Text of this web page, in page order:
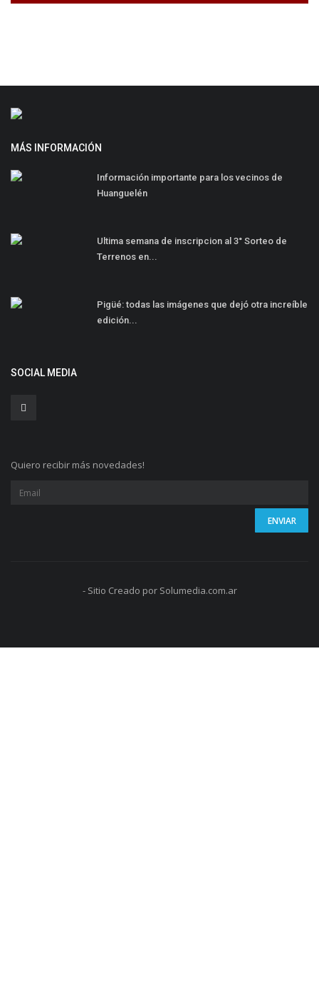
MÁS INFORMACIÓN
Información importante para los vecinos de
Huanguelén
Ultima semana de inscripcion al 3° Sorteo de
Terrenos en...
Pigüé: todas las imágenes que dejó otra increíble
edición...
SOCIAL MEDIA
Quiero recibir más novedades!
- Sitio Creado por Solumedia.com.ar